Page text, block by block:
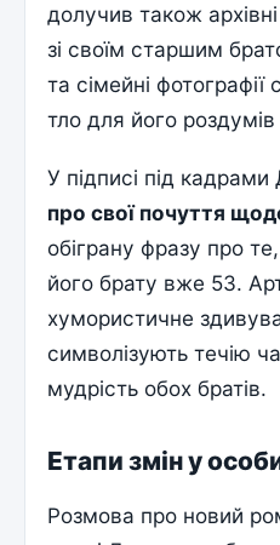
долучив також
зі своїм старшим
та сімейні
тло для його
У підписі під кадрами
про свої почуття
обіграну фразу про
його брату вже 53.
хумористичне
символізують течію
мудрість обох братів.
Етапи змін у
Розмова про новий